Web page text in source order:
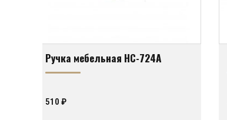
Ручка мебельная HC-724A
510 ₽